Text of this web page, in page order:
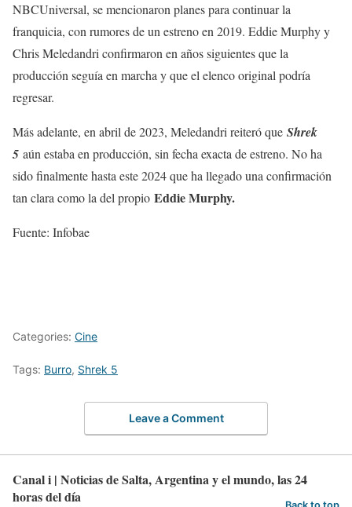
NBCUniversal, se mencionaron planes para continuar la
franquicia, con rumores de un estreno en 2019. Eddie Murphy y
Chris Meledandri confirmaron en años siguientes que la
producción seguía en marcha y que el elenco original podría
regresar.
Más adelante, en abril de 2023, Meledandri reiteró que Shrek
5 aún estaba en producción, sin fecha exacta de estreno. No ha
sido finalmente hasta este 2024 que ha llegado una confirmación
tan clara como la del propio Eddie Murphy.
Fuente: Infobae
Categories: Cine
Tags: Burro, Shrek 5
Leave a Comment
Canal i | Noticias de Salta, Argentina y el mundo, las 24
horas del día